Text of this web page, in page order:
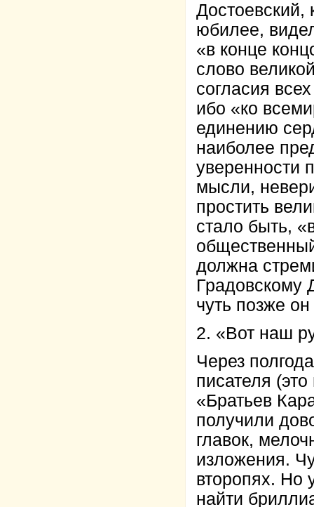
Достоевский,
юбилее,
«в конце
слово
согласия
ибо «ко
единению
наиболее
уверенности
мысли,
простить
стало быть,
должна
Градовскому
чуть позже
2. «Вот наш
Через
писателя
«Братьев
получили
главок,
изложения.
второпях. Но
найти